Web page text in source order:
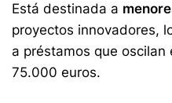
Está destinada a
proyectos innovadores,
a préstamos que
75.000 euros.